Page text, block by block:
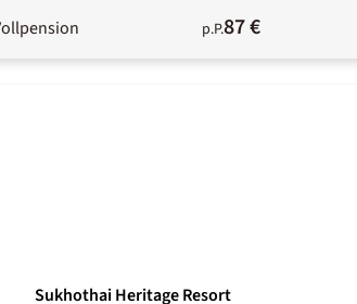
p.P.87 €
Sukhothai Heritage Resort